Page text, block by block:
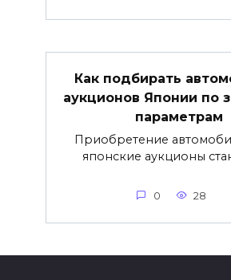
Как подбирать
аукционов Японии по
параметрам
Приобретение
японские аукционы
0 28